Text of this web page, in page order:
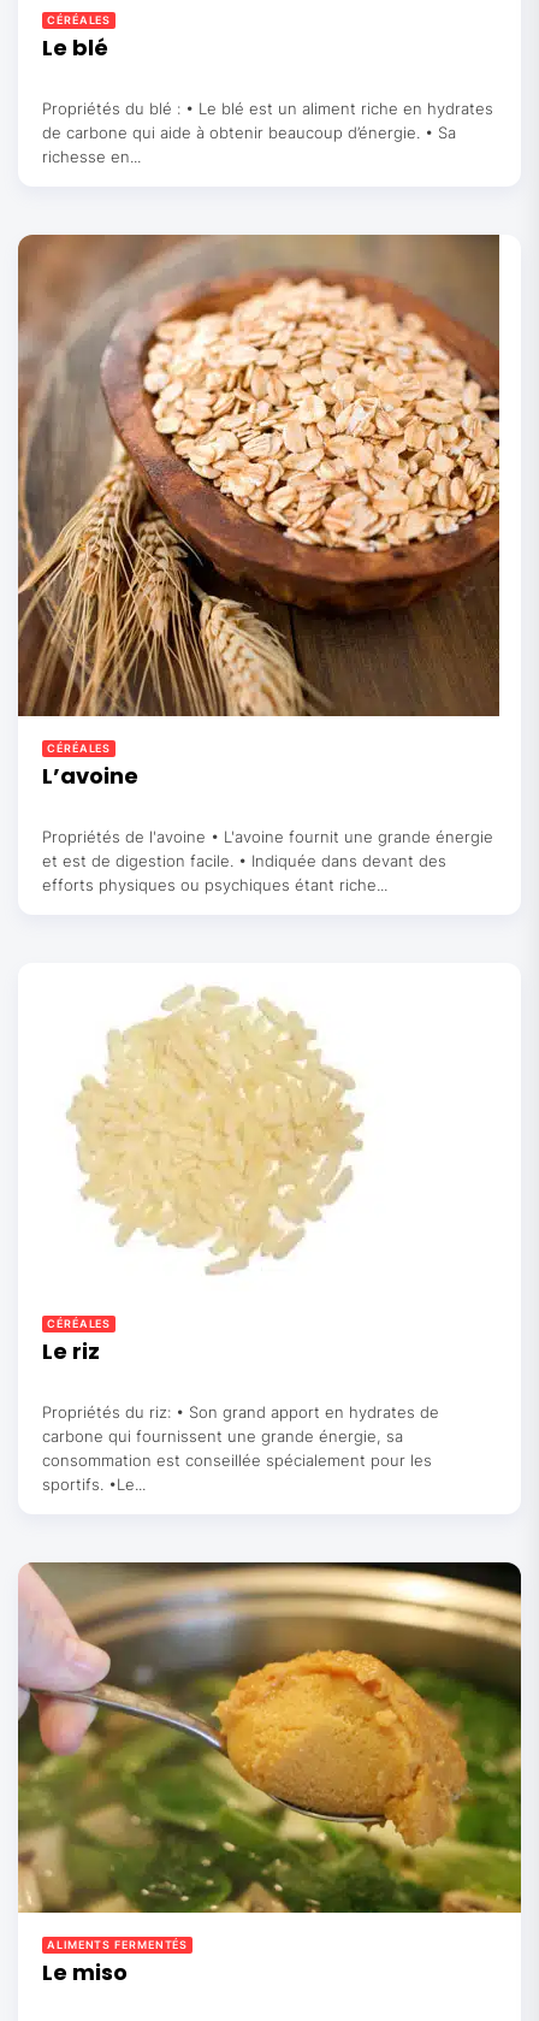
CÉRÉALES
Le blé
Propriétés du blé : • Le blé est un aliment riche en hydrates
de carbone qui aide à obtenir beaucoup d’énergie. • Sa
richesse en...
CÉRÉALES
L’avoine
Propriétés de l'avoine • L'avoine fournit une grande énergie
et est de digestion facile. • Indiquée dans devant des
efforts physiques ou psychiques étant riche...
CÉRÉALES
Le riz
Propriétés du riz: • Son grand apport en hydrates de
carbone qui fournissent une grande énergie, sa
consommation est conseillée spécialement pour les
sportifs. •Le...
ALIMENTS FERMENTÉS
Le miso